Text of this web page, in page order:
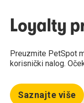
Loyalty
Preuzmite PetSpot
korisnički nalog.
Saznajte više